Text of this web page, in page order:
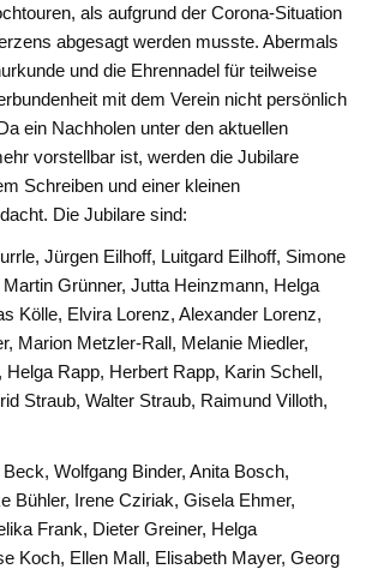
als aufgrund der Corona-Situation
abgesagt werden musste. Abermals
und die Ehrennadel für teilweise
mit dem Verein nicht persönlich
ein Nachholen unter den aktuellen
vorstellbar ist, werden die Jubilare
Schreiben und einer kleinen
Die Jubilare sind:
Jürgen Eilhoff, Luitgard Eilhoff, Simone
Grünner, Jutta Heinzmann, Helga
Kölle, Elvira Lorenz, Alexander Lorenz,
Marion Metzler-Rall, Melanie Miedler,
Helga Rapp, Herbert Rapp, Karin Schell,
Straub, Walter Straub, Raimund Villoth,
Beck, Wolfgang Binder, Anita Bosch,
Bühler, Irene Cziriak, Gisela Ehmer,
Frank, Dieter Greiner, Helga
Koch, Ellen Mall, Elisabeth Mayer, Georg